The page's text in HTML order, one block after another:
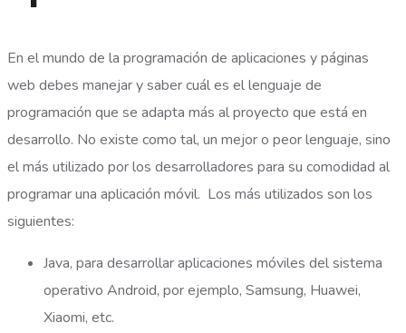
En el mundo de la programación de aplicaciones y páginas
web debes manejar y saber cuál es el lenguaje de
programación que se adapta más al proyecto que está en
desarrollo. No existe como tal, un mejor o peor lenguaje, sino
el más utilizado por los desarrolladores para su comodidad al
programar una aplicación móvil. Los más utilizados son los
siguientes:
Java, para desarrollar aplicaciones móviles del sistema
operativo Android, por ejemplo, Samsung, Huawei,
Xiaomi, etc.